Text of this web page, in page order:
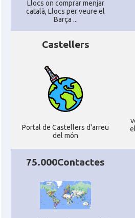
Llocs on comprar menjar
català, Llocs per veure el
Barça ...
Castellers
Portal de Castellers d'arreu
del món
75.000Contactes